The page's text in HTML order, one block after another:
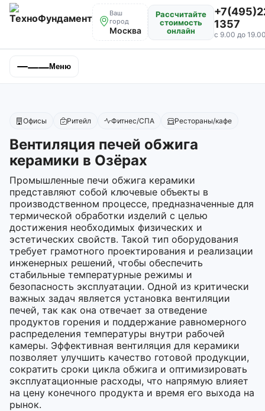
Ваш
город
Москва
Рассчитайте
стоимость
онлайн
1357
с 9.00 до
Меню
Офисы Ритейл Фитнес/СПА Рестораны/кафе
Вентиляция печей обжига
керамики в Озёрах
Промышленные печи обжига керамики
представляют собой ключевые объекты в
производственном процессе, предназначенные для
термической обработки изделий с целью
достижения необходимых физических и
эстетических свойств. Такой тип оборудования
требует грамотного проектирования и реализации
инженерных решений, чтобы обеспечить
стабильные температурные режимы и
безопасность эксплуатации. Одной из критически
важных задач является установка вентиляции
печей, так как она отвечает за отведение
продуктов горения и поддержание равномерного
распределения температуры внутри рабочей
камеры. Эффективная вентиляция для керамики
позволяет улучшить качество готовой продукции,
сократить сроки цикла обжига и оптимизировать
эксплуатационные расходы, что напрямую влияет
на цену конечного продукта и время его выхода на
рынок.